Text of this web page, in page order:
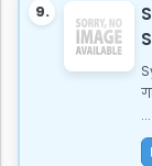
9.
...